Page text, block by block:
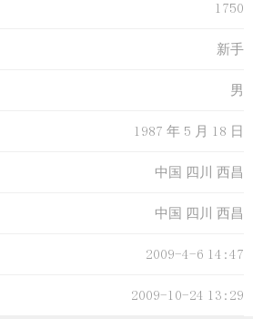
1750
新手
男
1987 年 5 月 18 日
中国 四川 西昌
中国 四川 西昌
2009-4-6 14:47
2009-10-24 13:29